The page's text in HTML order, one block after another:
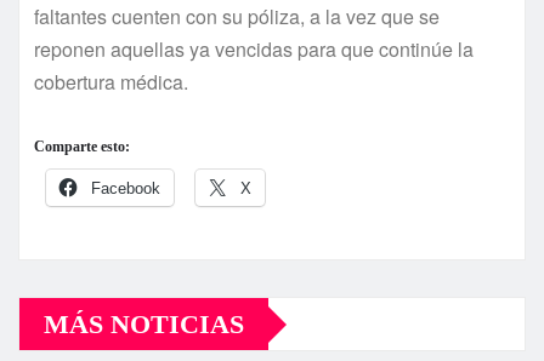
faltantes cuenten con su póliza, a la vez que se
reponen aquellas ya vencidas para que continúe la
cobertura médica.
Comparte esto:
Facebook X
MÁS NOTICIAS